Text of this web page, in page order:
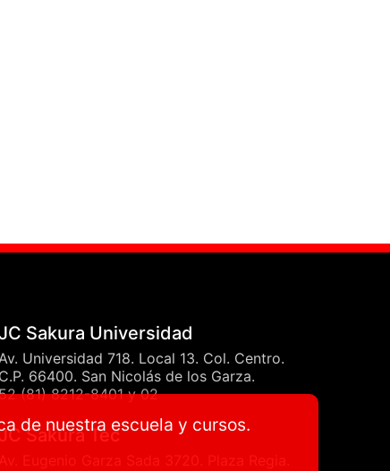
de nuestra escuela y cursos.
Sakura Universidad
Universidad 718. Local 13. Col. Centro.
C.P. 66400. San Nicolás de los Garza.
(81) 8212-8401 y 02
Sakura Tec